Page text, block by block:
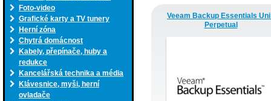
Foto-video
Grafické karty a TV tunery
Herní zóna
Chytrá domácnost
Kabely, přepínače, huby a
redukce
Kancelářská technika a média
Klávesnice, myši, herní
ovladače
Veeam Backup Essentials
Perpetual